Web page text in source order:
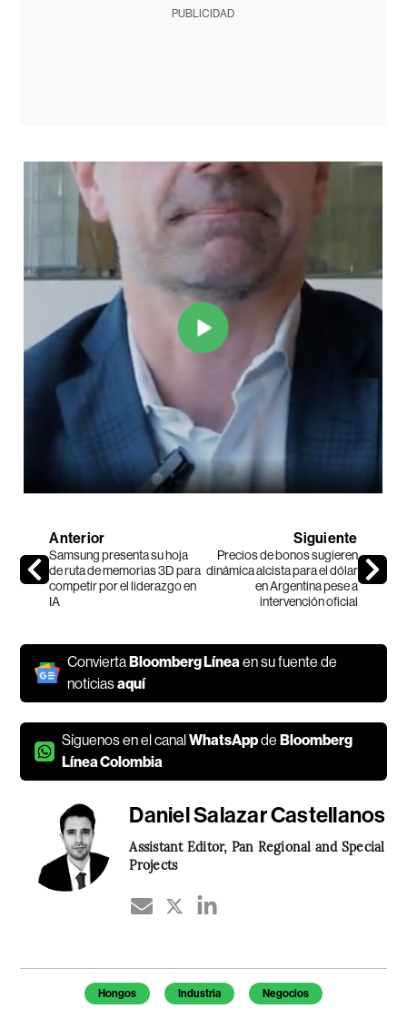
PUBLICIDAD
Anterior
Samsung presenta su hoja
de ruta de memorias 3D para
competir por el liderazgo en
IA
Siguiente
Precios de bonos sugieren
dinámica alcista para el dólar
en Argentina pese a
intervención oficial
ConviertaBloomberg Línea en su fuente de
noticiasaquí
Síguenos en el canalWhatsAppdeBloomberg
Línea Colombia
Daniel Salazar Castellanos
Assistant Editor, Pan Regional and Special
Projects
Temas de este artículo
Hongos Industria Negocios